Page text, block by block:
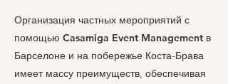
Организация частных мероприятий с
помощью Casamiga Event Management в
Барселоне и на побережье Коста-Брава
имеет массу преимуществ, обеспечивая